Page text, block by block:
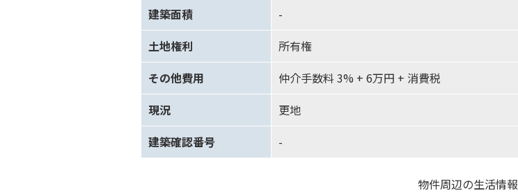
建築面積
-
土地権利
所有権
その他費用
仲介手数料 3% + 6万円 + 消費税
現況
更地
建築確認番号
-
物件周辺の生活情報